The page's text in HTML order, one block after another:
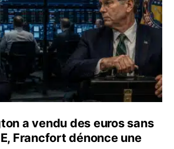
a vendu des euros sans
Francfort dénonce une